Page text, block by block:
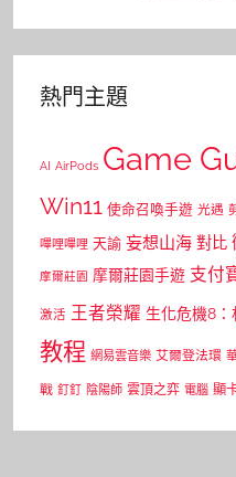
熱門主題
AI AirPods Game
Win11 使命召喚手遊 光遇
嗶哩嗶哩 天諭 妄想山海 對比
摩爾莊園 摩爾莊園手遊 支付
激活 王者榮耀 生化危機8：
教程 網易雲音樂 艾爾登法環
戰 釘釘 陰陽師 雲頂之弈 電腦 顯